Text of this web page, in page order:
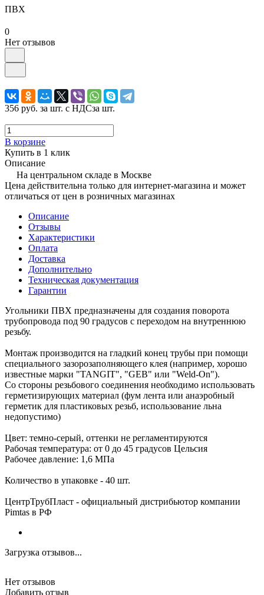
ПВХ
0
Нет отзывов
356 руб. за шт. с НДСза шт.
В корзине
Купить в 1 клик
Описание
На центральном складе в Москве
Цена действительна только для интернет-магазина и может
отличаться от цен в розничных магазинах
Описание
Отзывы
Характеристики
Оплата
Доставка
Дополнительно
Техническая документация
Гарантии
Угольники ПВХ предназначены для создания поворота
трубопровода под 90 градусов c переходом на внутреннюю
резьбу.
Монтаж производится на гладкий конец трубы при помощи
специального зазорозаполняющего клея (например, хорошо
известные марки "TANGIT", "GEB" или "Weld-On").
Со стороны резьбового соединения необходимо использовать
герметизирующих материал (фум лента или анаэробный
герметик для пластиковых резьб, использование льна
недопустимо)
Цвет: темно-серый, оттенки не регламентируются
Рабочая температура: от 0 до 45 градусов Цельсия
Рабочее давление: 1,6 МПа
Количество в упаковке - 40 шт.
ЦентрТрубПласт - официальный дистрибьютор компании
Pimtas в РФ
Загрузка отзывов...
Нет отзывов
Добавить отзыв